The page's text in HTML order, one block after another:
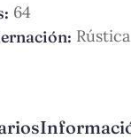
64
Rústica